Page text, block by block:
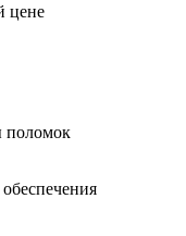
цене
поломок